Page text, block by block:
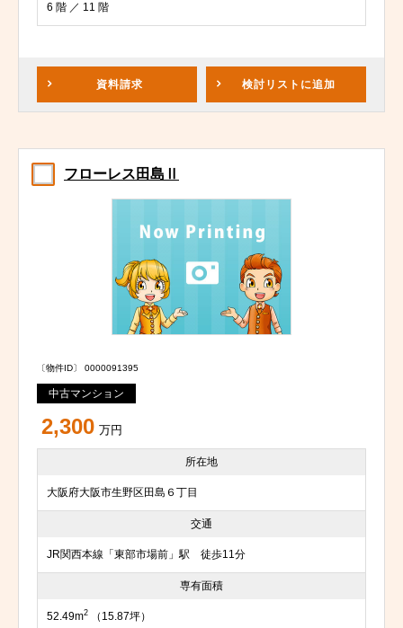
6 階 ／ 11 階
資料請求 検討リスト に追加
フローレス田島Ⅱ
〔物件ID〕 0000091395
中古マンション
2,300 万円
所在地
大阪府大阪市生野区田島６丁目
交通
JR関西本線「東部市場前」駅 徒歩11分
専有面積
52.49m2 （15.87坪）